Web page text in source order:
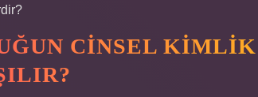
CINSEL